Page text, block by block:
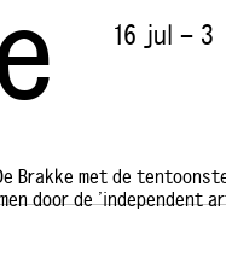
16 jul – 3
Brakke met de
door de 'independent